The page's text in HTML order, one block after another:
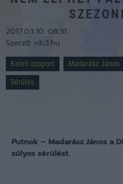
2017.03.10. 08:31
Szerző: nb3.hu
Keleti csoport Madarász János
Sérülés
Putnok – Madarász János a
súlyos sérülést.